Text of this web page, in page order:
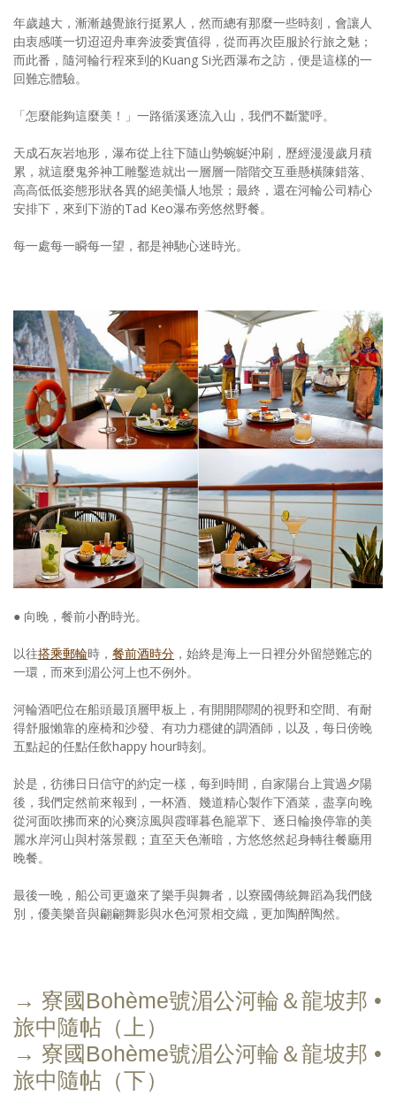
年歲越大，漸漸越覺旅行挺累人，然而總有那麼一些時刻，會讓人
由衷感嘆一切迢迢舟車奔波委實值得，從而再次臣服於行旅之魅；
而此番，隨河輪行程來到的Kuang Si光西瀑布之訪，便是這樣的一
回難忘體驗。
「怎麼能夠這麼美！」一路循溪逐流入山，我們不斷驚呼。
天成石灰岩地形，瀑布從上往下隨山勢蜿蜒沖刷，歷經漫漫歲月積
累，就這麼鬼斧神工雕鑿造就出一層層一階階交互垂懸橫陳錯落、
高高低低姿態形狀各異的絕美懾人地景；最終，還在河輪公司精心
安排下，來到下游的Tad Keo瀑布旁悠然野餐。
每一處每一瞬每一望，都是神馳心迷時光。
● 向晚，餐前小酌時光。
以往搭乘郵輪時， 餐前酒時分 ，始終是海上一日裡分外留戀難忘的
一環，而來到湄公河上也不例外。
河輪酒吧位在船頭最頂層甲板上，有開開闊闊的視野和空間、有耐
得舒服懶靠的座椅和沙發、有功力穩健的調酒師，以及，每日傍晚
五點起的任點任飲happy hour時刻。
於是，彷彿日日信守的約定一樣，每到時間，自家陽台上賞過夕陽
後，我們定然前來報到，一杯酒、幾道精心製作下酒菜，盡享向晚
從河面吹拂而來的沁爽涼風與霞暉暮色籠罩下、逐日輪換停靠的美
麗水岸河山與村落景觀；直至天色漸暗，方悠悠然起身轉往餐廳用
晚餐。
最後一晚，船公司更邀來了樂手與舞者，以寮國傳統舞蹈為我們餞
別，優美樂音與翩翩舞影與水色河景相交織，更加陶醉陶然。
→ 寮國Bohème號湄公河輪＆龍坡邦 •
旅中隨帖（上）
→ 寮國Bohème號湄公河輪＆龍坡邦 •
旅中隨帖（下）